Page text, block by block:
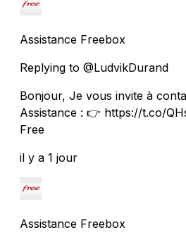
Assistance Freebox
Replying to @LudvikDurand
Bonjour, Je vous invite à
Assistance : 👉 https://t.co/
Free
il y a 1 jour
Assistance Freebox